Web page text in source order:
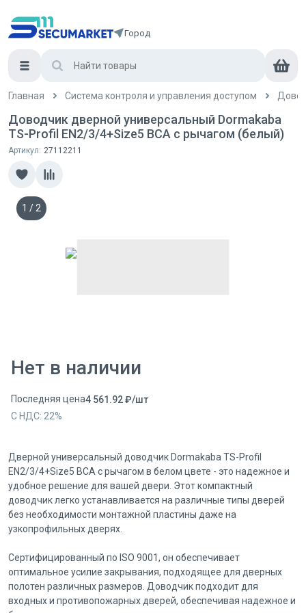
Город
Главная Система контроля и управления доступом
Доводчик дверной универсальный Dormakaba
TS-Profil EN2/3/4+Size5 BCA с рычагом (белый)
Артикул: 27112211
1 / 2
Нет в наличии
Последняя цена4 561.92₽/шт
С НДС: 22%
Дверной универсальный доводчик Dormakaba TS-Profil
EN2/3/4+Size5 BCA с рычагом в белом цвете - это надежное и
удобное решение для вашей двери. Этот компактный
доводчик легко устанавливается на различные типы дверей
без необходимости монтажной пластины даже на
узкопрофильных дверях.
Сертифицированный по ISO 9001, он обеспечивает
оптимальное усилие закрывания, подходящее для дверных
полотен различных размеров. Доводчик подходит для
входных и противопожарных дверей, обеспечивая надежное и